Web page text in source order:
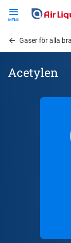
contentGaser för alla
Acetylen